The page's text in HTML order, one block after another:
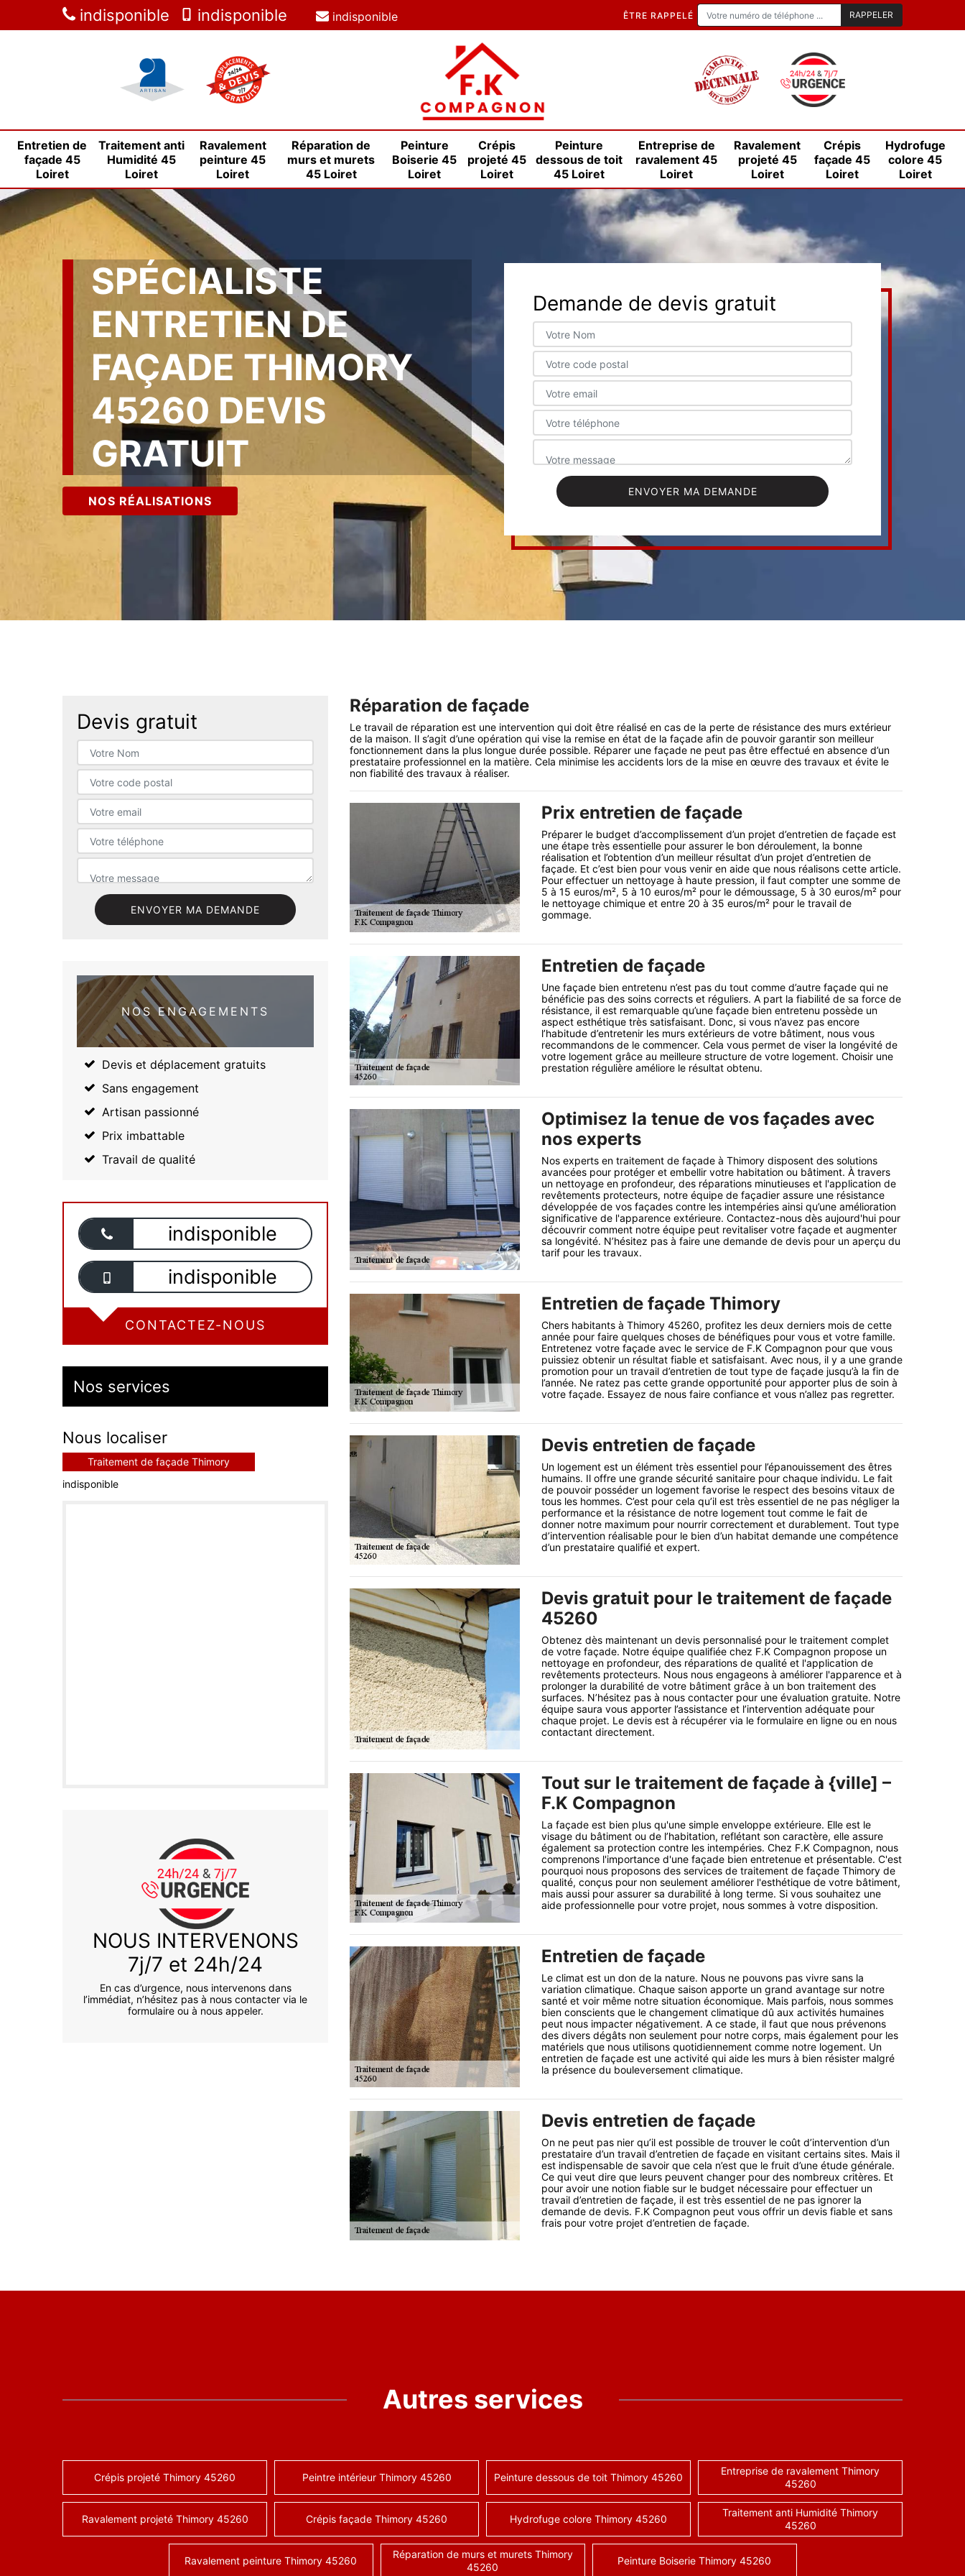
indisponible indisponible indisponible ÊTRE RAPPELÉ
Entretien de
façade 45
Loiret
Traitement anti
Humidité 45
Loiret
Ravalement
peinture 45
Loiret
Réparation de
murs et murets
45 Loiret
Peinture
Boiserie 45
Loiret
Crépis
projeté 45
Loiret
Peinture
dessous de toit
45 Loiret
Entreprise de
ravalement 45
Loiret
Ravalement
projeté 45
Loiret
Crépis
façade 45
Loiret
Hydrofuge
colore 45
Loiret
SPÉCIALISTE
ENTRETIEN DE
FAÇADE THIMORY
45260 DEVIS
GRATUIT
NOS RÉALISATIONS
Demande de devis gratuit
Devis gratuit
NOS ENGAGEMENTS
Devis et déplacement gratuits
Sans engagement
Artisan passionné
Prix imbattable
Travail de qualité
indisponible
indisponible
CONTACTEZ-NOUS
Nos services
Nous localiser
Traitement de façade Thimory
indisponible
NOUS INTERVENONS
7j/7 et 24h/24
En cas d’urgence, nous intervenons dans
l’immédiat, n’hésitez pas à nous contacter via le
formulaire ou à nous appeler.
Réparation de façade
Le travail de réparation est une intervention qui doit être réalisé en cas de la perte de résistance des murs extérieur
de la maison. Il s’agit d’une opération qui vise la remise en état de la façade afin de pouvoir garantir son meilleur
fonctionnement dans la plus longue durée possible. Réparer une façade ne peut pas être effectué en absence d’un
prestataire professionnel en la matière. Cela minimise les accidents lors de la mise en œuvre des travaux et évite le
non fiabilité des travaux à réaliser.
Prix entretien de façade
Préparer le budget d’accomplissement d’un projet d’entretien de façade est
une étape très essentielle pour assurer le bon déroulement, la bonne
réalisation et l’obtention d’un meilleur résultat d’un projet d’entretien de
façade. Et c’est bien pour vous venir en aide que nous réalisons cette article.
Pour effectuer un nettoyage à haute pression, il faut compter une somme de
5 à 15 euros/m², 5 à 10 euros/m² pour le démoussage, 5 à 30 euros/m² pour
le nettoyage chimique et entre 20 à 35 euros/m² pour le travail de
gommage.
Entretien de façade
Une façade bien entretenu n’est pas du tout comme d’autre façade qui ne
bénéficie pas des soins corrects et réguliers. A part la fiabilité de sa force de
résistance, il est remarquable qu’une façade bien entretenu possède un
aspect esthétique très satisfaisant. Donc, si vous n’avez pas encore
l’habitude d’entretenir les murs extérieurs de votre bâtiment, nous vous
recommandons de le commencer. Cela vous permet de viser la longévité de
votre logement grâce au meilleure structure de votre logement. Choisir une
prestation régulière améliore le résultat obtenu.
Optimisez la tenue de vos façades avec
nos experts
Nos experts en traitement de façade à Thimory disposent des solutions
avancées pour protéger et embellir votre habitation ou bâtiment. À travers
un nettoyage en profondeur, des réparations minutieuses et l'application de
revêtements protecteurs, notre équipe de façadier assure une résistance
développée de vos façades contre les intempéries ainsi qu’une amélioration
significative de l'apparence extérieure. Contactez-nous dès aujourd'hui pour
découvrir comment notre équipe peut revitaliser votre façade et augmenter
sa longévité. N’hésitez pas à faire une demande de devis pour un aperçu du
tarif pour les travaux.
Entretien de façade Thimory
Chers habitants à Thimory 45260, profitez les deux derniers mois de cette
année pour faire quelques choses de bénéfiques pour vous et votre famille.
Entretenez votre façade avec le service de F.K Compagnon pour que vous
puissiez obtenir un résultat fiable et satisfaisant. Avec nous, il y a une grande
promotion pour un travail d’entretien de tout type de façade jusqu’à la fin de
l’année. Ne ratez pas cette grande opportunité pour apporter plus de soin à
votre façade. Essayez de nous faire confiance et vous n’allez pas regretter.
Devis entretien de façade
Un logement est un élément très essentiel pour l’épanouissement des êtres
humains. Il offre une grande sécurité sanitaire pour chaque individu. Le fait
de pouvoir posséder un logement favorise le respect des besoins vitaux de
tous les hommes. C’est pour cela qu’il est très essentiel de ne pas négliger la
performance et la résistance de notre logement tout comme le fait de
donner notre maximum pour nourrir correctement et durablement. Tout type
d’intervention réalisable pour le bien d’un habitat demande une compétence
d’un prestataire qualifié et expert.
Devis gratuit pour le traitement de façade
45260
Obtenez dès maintenant un devis personnalisé pour le traitement complet
de votre façade. Notre équipe qualifiée chez F.K Compagnon propose un
nettoyage en profondeur, des réparations de qualité et l'application de
revêtements protecteurs. Nous nous engageons à améliorer l'apparence et à
prolonger la durabilité de votre bâtiment grâce à un bon traitement des
surfaces. N’hésitez pas à nous contacter pour une évaluation gratuite. Notre
équipe saura vous apporter l’assistance et l’intervention adéquate pour
chaque projet. Le devis est à récupérer via le formulaire en ligne ou en nous
contactant directement.
Tout sur le traitement de façade à {ville] –
F.K Compagnon
La façade est bien plus qu'une simple enveloppe extérieure. Elle est le
visage du bâtiment ou de l’habitation, reflétant son caractère, elle assure
également sa protection contre les intempéries. Chez F.K Compagnon, nous
comprenons l'importance d'une façade bien entretenue et présentable. C'est
pourquoi nous proposons des services de traitement de façade Thimory de
qualité, conçus pour non seulement améliorer l'esthétique de votre bâtiment,
mais aussi pour assurer sa durabilité à long terme. Si vous souhaitez une
aide professionnelle pour votre projet, nous sommes à votre disposition.
Entretien de façade
Le climat est un don de la nature. Nous ne pouvons pas vivre sans la
variation climatique. Chaque saison apporte un grand avantage sur notre
santé et voir même notre situation économique. Mais parfois, nous sommes
bien conscients que le changement climatique dû aux activités humaines
peut nous impacter négativement. A ce stade, il faut que nous prévenons
des divers dégâts non seulement pour notre corps, mais également pour les
matériels que nous utilisons quotidiennement comme notre logement. Un
entretien de façade est une activité qui aide les murs à bien résister malgré
la présence du bouleversement climatique.
Devis entretien de façade
On ne peut pas nier qu’il est possible de trouver le coût d’intervention d’un
prestataire d’un travail d’entretien de façade en visitant certains sites. Mais il
est indispensable de savoir que cela n’est que le fruit d’une étude générale.
Ce qui veut dire que leurs peuvent changer pour des nombreux critères. Et
pour avoir une notion fiable sur le budget nécessaire pour effectuer un
travail d’entretien de façade, il est très essentiel de ne pas ignorer la
demande de devis. F.K Compagnon peut vous offrir un devis fiable et sans
frais pour votre projet d’entretien de façade.
Autres services
Crépis projeté Thimory 45260 Peintre intérieur Thimory 45260 Peinture dessous de toit Thimory 45260
Entreprise de ravalement Thimory
45260
Ravalement projeté Thimory 45260 Crépis façade Thimory 45260 Hydrofuge colore Thimory 45260
Traitement anti Humidité Thimory
45260
Ravalement peinture Thimory 45260
Réparation de murs et murets Thimory
45260
Peinture Boiserie Thimory 45260